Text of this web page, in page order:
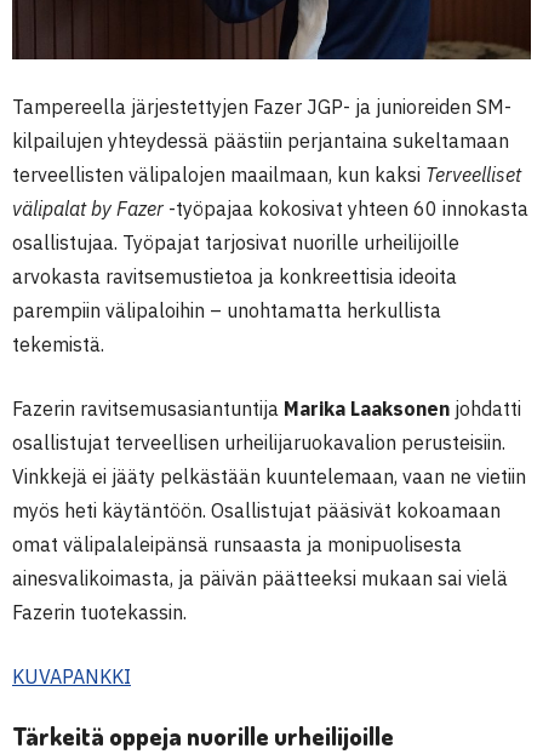
Tampereella järjestettyjen Fazer JGP- ja junioreiden SM-
kilpailujen yhteydessä päästiin perjantaina sukeltamaan
terveellisten välipalojen maailmaan, kun kaksi Terveelliset
välipalat by Fazer -työpajaa kokosivat yhteen 60 innokasta
osallistujaa. Työpajat tarjosivat nuorille urheilijoille
arvokasta ravitsemustietoa ja konkreettisia ideoita
parempiin välipaloihin – unohtamatta herkullista
tekemistä.
Fazerin ravitsemusasiantuntija Marika Laaksonen johdatti
osallistujat terveellisen urheilijaruokavalion perusteisiin.
Vinkkejä ei jääty pelkästään kuuntelemaan, vaan ne vietiin
myös heti käytäntöön. Osallistujat pääsivät kokoamaan
omat välipalaleipänsä runsaasta ja monipuolisesta
ainesvalikoimasta, ja päivän päätteeksi mukaan sai vielä
Fazerin tuotekassin.
KUVAPANKKI
Tärkeitä oppeja nuorille urheilijoille